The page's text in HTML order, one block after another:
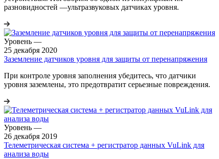
разновидностей —ультразвуковых датчиках уровня.
Уровень —
25 декабря 2020
Заземление датчиков уровня для защиты от перенапряжения
При контроле уровня заполнения убедитесь, что датчики
уровня заземлены, это предотвратит серьезные повреждения.
Уровень —
26 декабря 2019
Телеметрическая система + регистратор данных VuLink для
анализа воды